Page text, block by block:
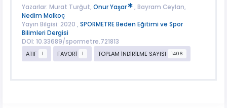
Yazarlar: Murat Turğut, Onur Yaşar
, Bayram Ceylan,
Nedim Malkoç
Yayın Bilgisi: 2020 , SPORMETRE Beden Eğitimi ve Spor
Bilimleri Dergisi
DOI: 10.33689/spormetre.721813
ATIF
1 FAVORİ 1 TOPLAM İNDİRİLME SAYISI 1406